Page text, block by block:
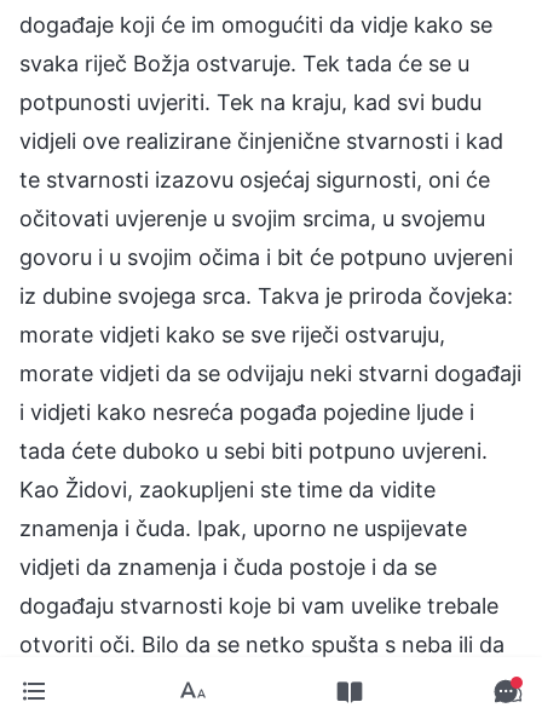
događaje koji će im omogućiti da vidje kako se
svaka riječ Božja ostvaruje. Tek tada će se u
potpunosti uvjeriti. Tek na kraju, kad svi budu
vidjeli ove realizirane činjenične stvarnosti i kad
te stvarnosti izazovu osjećaj sigurnosti, oni će
očitovati uvjerenje u svojim srcima, u svojemu
govoru i u svojim očima i bit će potpuno uvjereni
iz dubine svojega srca. Takva je priroda čovjeka:
morate vidjeti kako se sve riječi ostvaruju,
morate vidjeti da se odvijaju neki stvarni događaji
i vidjeti kako nesreća pogađa pojedine ljude i
tada ćete duboko u sebi biti potpuno uvjereni.
Kao Židovi, zaokupljeni ste time da vidite
znamenja i čuda. Ipak, uporno ne uspijevate
vidjeti da znamenja i čuda postoje i da se
događaju stvarnosti koje bi vam uvelike trebale
otvoriti oči. Bilo da se netko spušta s neba ili da
vam se obraća stub oblaka ili da Ja izvodim